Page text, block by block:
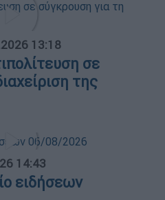
13:18
σε
της
14:43
ειδήσεων